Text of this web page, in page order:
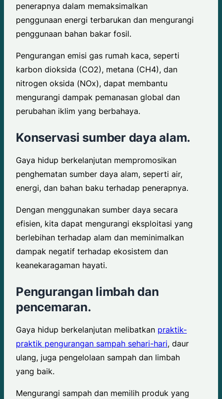
penerapnya dalam memaksimalkan
penggunaan energi terbarukan dan mengurangi
penggunaan bahan bakar fosil.
Pengurangan emisi gas rumah kaca, seperti
karbon dioksida (CO2), metana (CH4), dan
nitrogen oksida (NOx), dapat membantu
mengurangi dampak pemanasan global dan
perubahan iklim yang berbahaya.
Konservasi sumber daya alam.
Gaya hidup berkelanjutan mempromosikan
penghematan sumber daya alam, seperti air,
energi, dan bahan baku terhadap penerapnya.
Dengan menggunakan sumber daya secara
efisien, kita dapat mengurangi eksploitasi yang
berlebihan terhadap alam dan meminimalkan
dampak negatif terhadap ekosistem dan
keanekaragaman hayati.
Pengurangan limbah dan
pencemaran.
Gaya hidup berkelanjutan melibatkan praktik-
praktik pengurangan sampah sehari-hari, daur
ulang, juga pengelolaan sampah dan limbah
yang baik.
Mengurangi sampah dan memilih produk yang